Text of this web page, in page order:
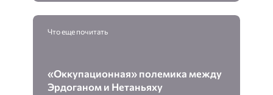
Что еще почитать
«Оккупационная» полемика между
Эрдоганом и Нетаньяху